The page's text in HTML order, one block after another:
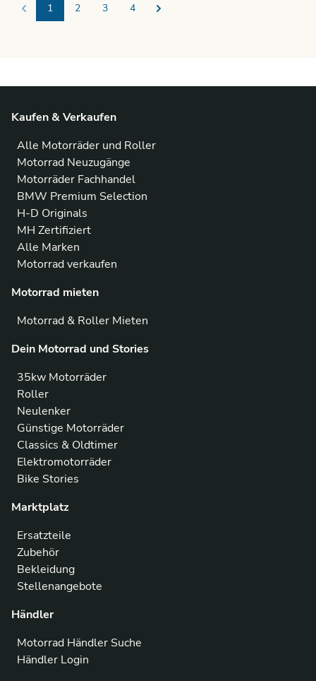
Previous
1 2 3 4 Next
Kaufen & Verkaufen
Alle Motorräder und Roller
Motorrad Neuzugänge
Motorräder Fachhandel
BMW Premium Selection
H-D Originals
MH Zertifiziert
Alle Marken
Motorrad verkaufen
Motorrad mieten
Motorrad & Roller Mieten
Dein Motorrad und Stories
35kw Motorräder
Roller
Neulenker
Günstige Motorräder
Classics & Oldtimer
Elektromotorräder
Bike Stories
Marktplatz
Ersatzteile
Zubehör
Bekleidung
Stellenangebote
Händler
Motorrad Händler Suche
Händler Login